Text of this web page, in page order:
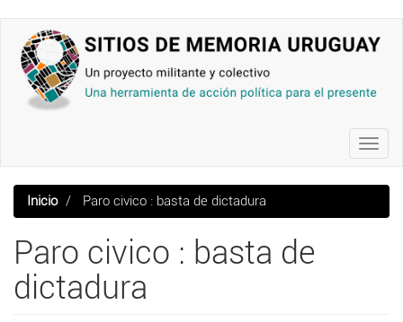
contenido
principal
Inicio Paro civico : basta de dictadura
Paro civico : basta de
dictadura